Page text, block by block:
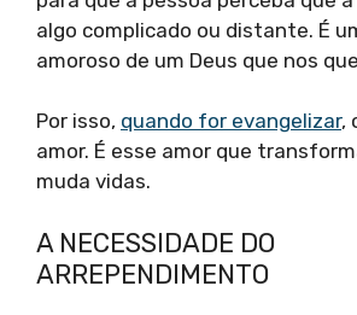
algo complicado ou distante. É
amoroso de um Deus que nos
Por isso, quando for evangelizar,
amor. É esse amor que
muda vidas.
A NECESSIDADE DO
ARREPENDIMENTO